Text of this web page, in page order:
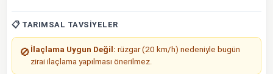
📋 TARIMSAL TAVSIYELER
🚫 İlaçlama Uygun Değil: rüzgar (20 km/h) nedeniyle bugün
zirai ilaçlama yapılması önerilmez.